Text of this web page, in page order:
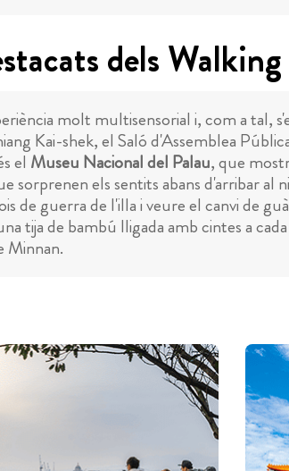
dels
molt multisensorial i, com a tal,
Kai-shek, el Saló d'Assemblea
el Museu Nacional del Palau, que
sorprenen els sentits abans d'arribar
de guerra de l'illa i veure el canvi de
tija de bambú lligada amb cintes a
Minnan.